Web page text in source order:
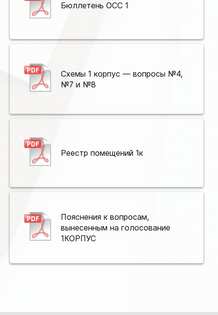
Бюллетень ОСС 1
Схемы 1 корпус — вопросы №4,
№7 и №8
Реестр помещений 1к
Пояснения к вопросам,
вынесенным на голосование
1КОРПУС